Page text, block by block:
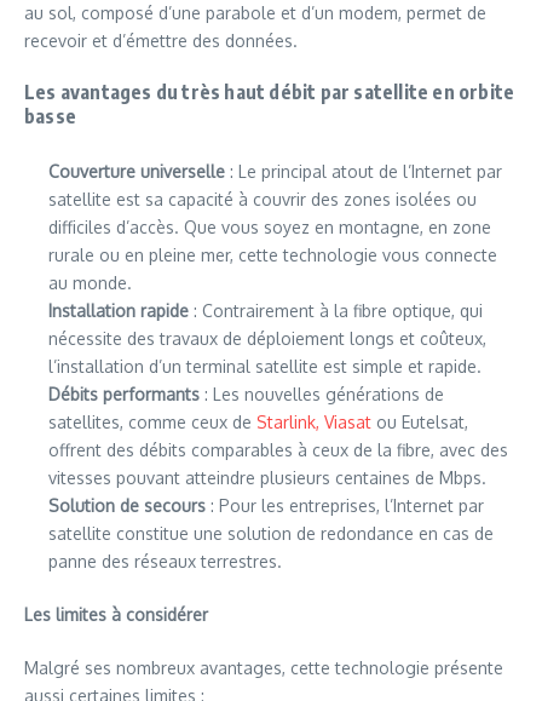
au sol, composé d’une parabole et d’un modem, permet de
recevoir et d’émettre des données.
Les avantages du très haut débit par satellite en orbite
basse
Couverture universelle : Le principal atout de l’Internet par
satellite est sa capacité à couvrir des zones isolées ou
difficiles d’accès. Que vous soyez en montagne, en zone
rurale ou en pleine mer, cette technologie vous connecte
au monde.
Installation rapide : Contrairement à la fibre optique, qui
nécessite des travaux de déploiement longs et coûteux,
l’installation d’un terminal satellite est simple et rapide.
Débits performants : Les nouvelles générations de
satellites, comme ceux de Starlink, Viasat ou Eutelsat,
offrent des débits comparables à ceux de la fibre, avec des
vitesses pouvant atteindre plusieurs centaines de Mbps.
Solution de secours : Pour les entreprises, l’Internet par
satellite constitue une solution de redondance en cas de
panne des réseaux terrestres.
Les limites à considérer
Malgré ses nombreux avantages, cette technologie présente
aussi certaines limites :